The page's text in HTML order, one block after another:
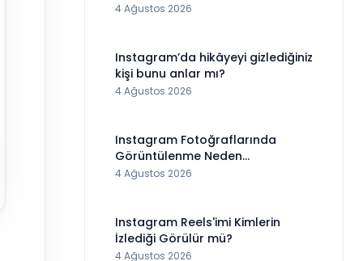
4 Ağustos 2026
Instagram’da hikâyeyi gizlediğiniz
kişi bunu anlar mı?
4 Ağustos 2026
Instagram Fotoğraflarında
Görüntülenme Neden
Görünmüyor?
4 Ağustos 2026
Instagram Reels'imi Kimlerin
İzlediği Görülür mü?
4 Ağustos 2026